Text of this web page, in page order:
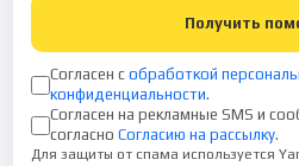
Получить
Согласен с обработкой
конфиденциальности.
Согласен на рекламные SMS и
согласно Согласию на рассылку.
Для защиты от спама используется